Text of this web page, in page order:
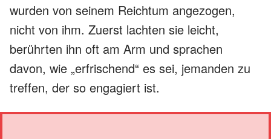
wurden von seinem Reichtum angezogen,
nicht von ihm. Zuerst lachten sie leicht,
berührten ihn oft am Arm und sprachen
davon, wie „erfrischend“ es sei, jemanden zu
treffen, der so engagiert ist.